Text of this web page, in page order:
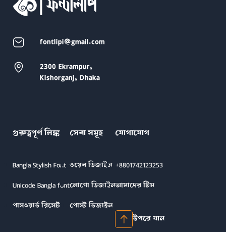
fontlipi@gmail.com
2300 Ekrampur,
Kishorganj, Dhaka
গুরুত্বপূর্ণ লিঙ্ক
Bangla Stylish Font
Unicode Bangla font
পাসওয়ার্ড রিসেট
সেবা সমূহ
ওয়েব ডিজাইন
লোগো ডিজাইন
পোস্ট ডিজাইন
যোগাযোগ
+8801742123253
আমাদের টিম
উপরে যান